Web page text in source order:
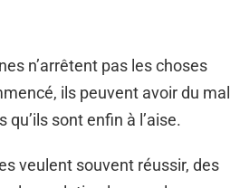
n’arrêtent pas les choses
ils peuvent avoir du mal
sont enfin à l’aise.
veulent souvent réussir, des